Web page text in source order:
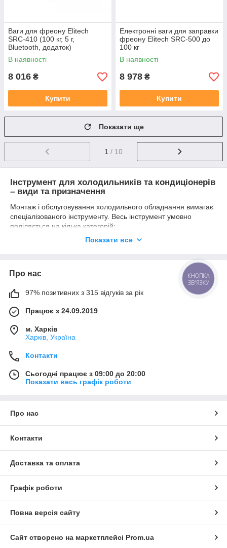
Ваги для фреону Elitech
SRC-410 (100 кг, 5 г,
Bluetooth, додаток)
В наявності
8 016 ₴
Купити
Електронні ваги для заправки
фреону Elitech SRC-500 до
100 кг
В наявності
8 978 ₴
Купити
Показати ще
1 / 10
Інструмент для холодильників та кондиціонерів
– види та призначення
Монтаж і обслуговування холодильного обладнання вимагає
спеціалізованого інструменту. Весь інструмент умовно
поділяється на кілька категорій:
вимірювальний інструмент— манометри,
трубогиби, розширювачі
вентилі, золотники
діагностичне обладнання
Такий набір використовується як при монтажі, так і при
Основні інструменти в роботі майстра
До базового комплекту входять:
Саме ці інструменти забезпечують правильну роботу
Переваги професійного інструменту
✔ Надійність і довговічність
✔ Підвищення якості монтажу
✔ Зручність у роботі
✔ Універсальність застосування
Показати все
Про нас
97% позитивних з 315 відгуків за рік
Працює з 24.09.2019
м. Харків
Харків, Україна
Контакти
Сьогодні працює з 09:00 до 20:00
Показати весь графік роботи
Про нас
Контакти
Доставка та оплата
Графік роботи
Повна версія сайту
Сайт створено на маркетплейсі Prom.ua
КНОПКА
ЗВ'ЯЗКУ